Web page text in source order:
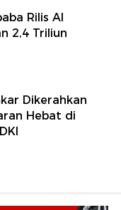
Rilis AI
2,4 Triliun
Dikerahkan
Hebat di